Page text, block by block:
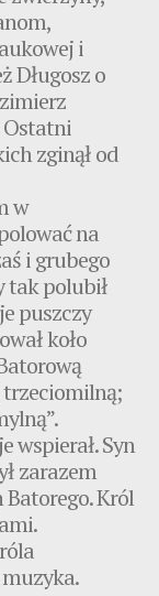
i
Długosz o
Ostatni
zginął od
w
na
i grubego
tak polubił
puszczy
koło
trzeciomilną;
wspierał. Syn
zarazem
Król
muzyka.